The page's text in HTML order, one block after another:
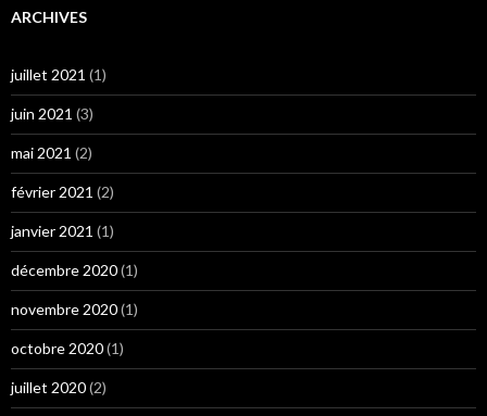
ARCHIVES
juillet 2021 (1)
juin 2021 (3)
mai 2021 (2)
février 2021 (2)
janvier 2021 (1)
décembre 2020(1)
novembre 2020(1)
octobre 2020(1)
juillet 2020(2)